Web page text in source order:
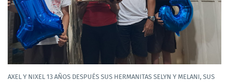
AXEL Y NIXEL 13 AÑOS DESPUÉS SUS HERMANITAS SELYN Y MELANI, SUS